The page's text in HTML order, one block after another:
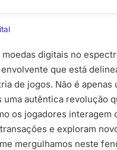
moedas digitais no
que está
de jogos. Não é apenas
uma autêntica revolução
os jogadores interagem
e exploram
mergulhamos neste